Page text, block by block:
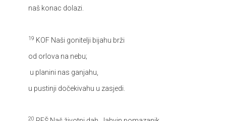
naš konac dolazi.
19 KOF Naši gonitelji bijahu brži
od orlova na nebu;
u planini nas ganjahu,
u pustinji dočekivahu u zasjedi.
20